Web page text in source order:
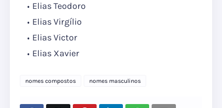
Elias Teodoro
Elias Virgílio
Elias Victor
Elias Xavier
nomes compostos nomes masculinos